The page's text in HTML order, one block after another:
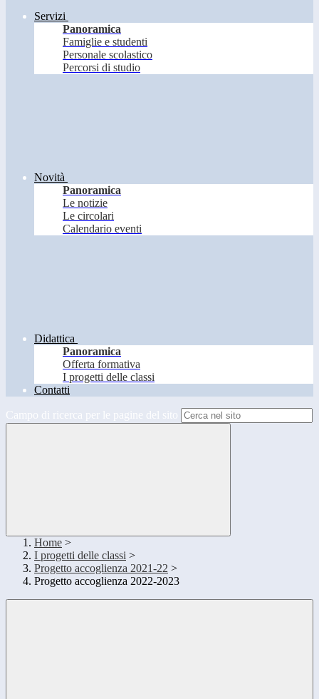
Servizi
Panoramica
Famiglie e studenti
Personale scolastico
Percorsi di studio
Novità
Panoramica
Le notizie
Le circolari
Calendario eventi
Didattica
Panoramica
Offerta formativa
I progetti delle classi
Contatti
Campo di ricerca per le pagine del sito
Home >
I progetti delle classi >
Progetto accoglienza 2021-22 >
Progetto accoglienza 2022-2023